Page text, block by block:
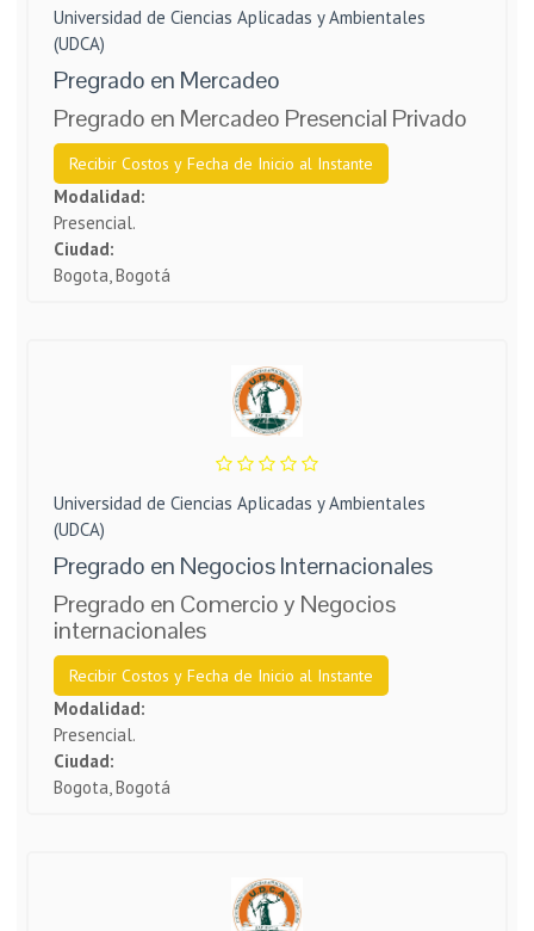
Universidad de Ciencias Aplicadas y Ambientales
(UDCA)
Pregrado en Mercadeo
Pregrado en Mercadeo Presencial Privado
Recibir Costos y Fecha de Inicio al Instante
Modalidad:
Presencial.
Ciudad:
Bogota, Bogotá
Universidad de Ciencias Aplicadas y Ambientales
(UDCA)
Pregrado en Negocios Internacionales
Pregrado en Comercio y Negocios
internacionales
Recibir Costos y Fecha de Inicio al Instante
Modalidad:
Presencial.
Ciudad:
Bogota, Bogotá